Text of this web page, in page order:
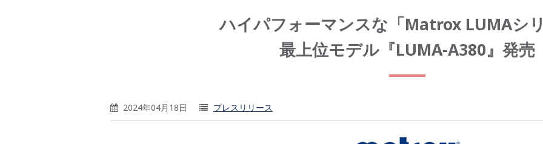
ハイパフォーマンスな「Matrox LUMAシ
最上位モデル『LUMA-A380』発売
2024年04月18日 プレスリリース